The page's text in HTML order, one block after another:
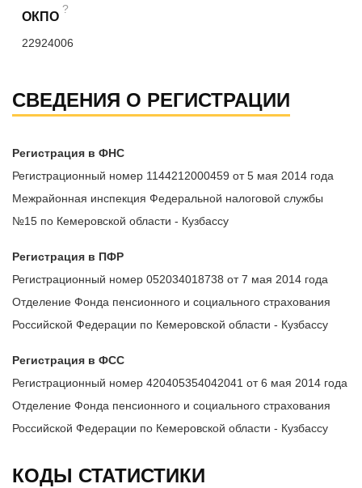
ОКПО
?
22924006
СВЕДЕНИЯ О РЕГИСТРАЦИИ
Регистрация в ФНС
Регистрационный номер 1144212000459 от 5 мая 2014 года
Межрайонная инспекция Федеральной налоговой службы
№15 по Кемеровской области - Кузбассу
Регистрация в ПФР
Регистрационный номер 052034018738 от 7 мая 2014 года
Отделение Фонда пенсионного и социального страхования
Российской Федерации по Кемеровской области - Кузбассу
Регистрация в ФСС
Регистрационный номер 420405354042041 от 6 мая 2014 года
Отделение Фонда пенсионного и социального страхования
Российской Федерации по Кемеровской области - Кузбассу
КОДЫ СТАТИСТИКИ